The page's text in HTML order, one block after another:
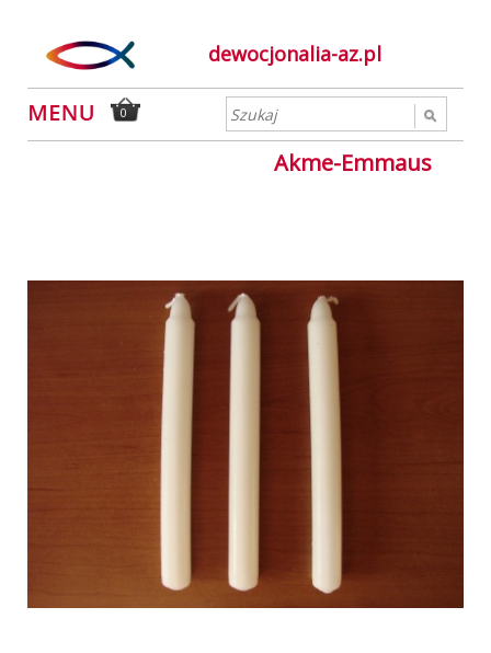
dewocjonalia-az.pl
0
Akme-Emmaus